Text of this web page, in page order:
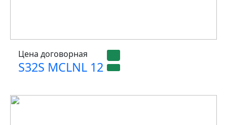
Цена договорная
S32S MCLNL 12